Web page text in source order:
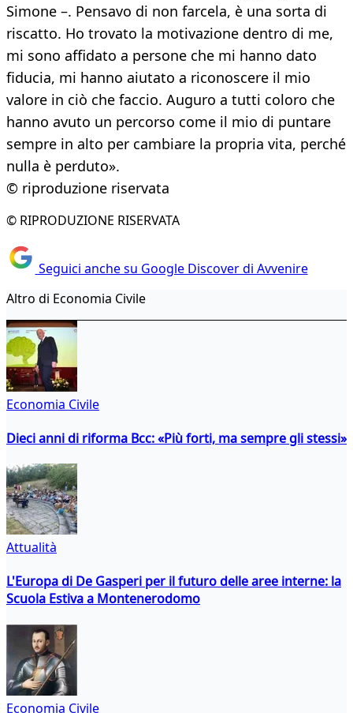
Simone –. Pensavo di non farcela, è una sorta di
riscatto. Ho trovato la motivazione dentro di me,
mi sono affidato a persone che mi hanno dato
fiducia, mi hanno aiutato a riconoscere il mio
valore in ciò che faccio. Auguro a tutti coloro che
hanno avuto un percorso come il mio di puntare
sempre in alto per cambiare la propria vita, perché
nulla è perduto».
© riproduzione riservata
© RIPRODUZIONE RISERVATA
Seguici anche su Google Discover di Avvenire
Altro di Economia Civile
Economia Civile
Dieci anni di riforma Bcc: «Più forti, ma sempre gli stessi»
Attualità
L'Europa di De Gasperi per il futuro delle aree interne: la
Scuola Estiva a Montenerodomo
Economia Civile